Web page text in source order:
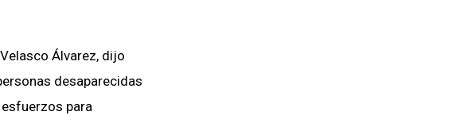
Álvarez, dijo
desaparecidas
para